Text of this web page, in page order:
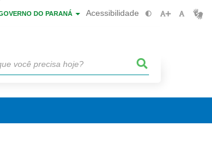
DO PARANÁ Acessibilidade